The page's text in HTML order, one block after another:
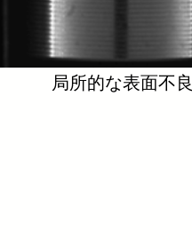
局所的な表面不良